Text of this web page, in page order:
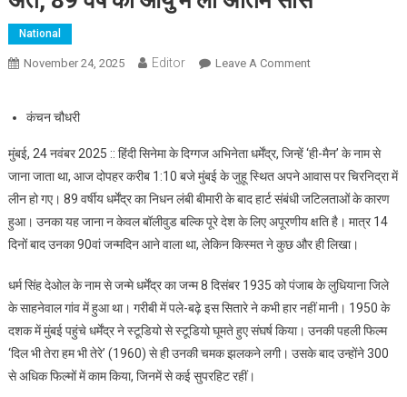
National
November 24, 2025 Editor Leave A CommentOn बॉलीवुड के ‘ही-मैन’
कंचन चौधरी
मुंबई, 24 नवंबर 2025 :: हिंदी सिनेमा के दिग्गज अभिनेता धर्मेंद्र, जिन्हें ‘ही-मैन’ के नाम से
जाना जाता था, आज दोपहर करीब 1:10 बजे मुंबई के जुहू स्थित अपने आवास पर चिरनिद्रा में
लीन हो गए। 89 वर्षीय धर्मेंद्र का निधन लंबी बीमारी के बाद हार्ट संबंधी जटिलताओं के कारण
हुआ। उनका यह जाना न केवल बॉलीवुड बल्कि पूरे देश के लिए अपूरणीय क्षति है। मात्र 14
दिनों बाद उनका 90वां जन्मदिन आने वाला था, लेकिन किस्मत ने कुछ और ही लिखा।
धर्म सिंह देओल के नाम से जन्मे धर्मेंद्र का जन्म 8 दिसंबर 1935 को पंजाब के लुधियाना जिले
के साहनेवाल गांव में हुआ था। गरीबी में पले-बढ़े इस सितारे ने कभी हार नहीं मानी। 1950 के
दशक में मुंबई पहुंचे धर्मेंद्र ने स्टूडियो से स्टूडियो घूमते हुए संघर्ष किया। उनकी पहली फिल्म
‘दिल भी तेरा हम भी तेरे’ (1960) से ही उनकी चमक झलकने लगी। उसके बाद उन्होंने 300
से अधिक फिल्मों में काम किया, जिनमें से कई सुपरहिट रहीं।